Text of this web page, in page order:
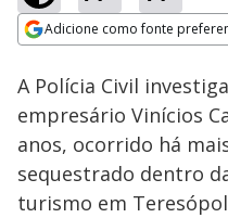
Adicione como fonte
Ativar
36.44%
A Polícia Civil
empresário Vinícios
anos, ocorrido há
sequestrado dentro
turismo em